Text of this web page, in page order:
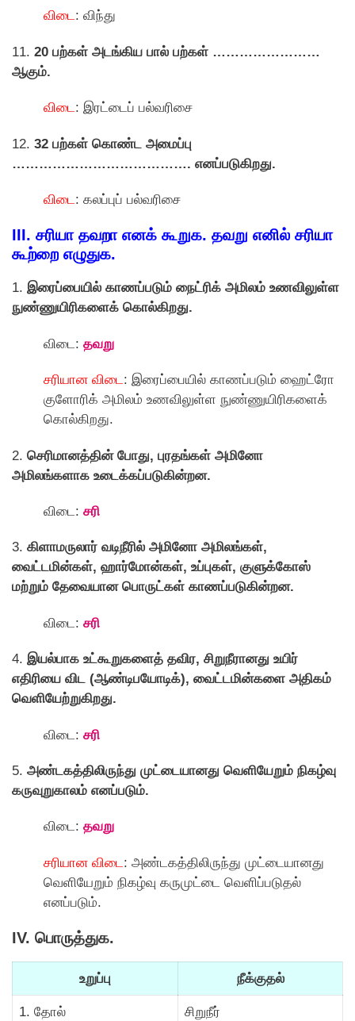
விடை: விந்து
11. 20 பற்கள் அடங்கிய பால் பற்கள் ……………………
ஆகும்.
விடை: இரட்டைப் பல்வரிசை
12. 32 பற்கள் காெண்ட அமைப்பு
…………………………………. எனப்படுகிறது.
விடை: கலப்புப் பல்வரிசை
III. சரியா தவறா எனக் கூறுக. தவறு எனில் சரியா
கூற்றை எழுதுக.
1. இரைப்பையில் காணப்படும் நைட்ரிக் அமிலம் உணவிலுள்ள
நுண்ணுயிரிகளைக் கொல்கிறது.
விடை: தவறு
சரியான விடை: இரைப்பையில் காணப்படும் ஹைட்ரோ
குளோரிக் அமிலம் உணவிலுள்ள நுண்ணுயிரிகளைக்
கொல்கிறது.
2. செரிமானத்தின் போது, புரதங்கள் அமினோ
அமிலங்களாக உடைக்கப்படுகின்றன.
விடை: சரி
3. கிளாமருலார் வடிநீரில் அமினோ அமிலங்கள்,
வைட்டமின்கள், ஹார்மோன்கள், உப்புகள், குளுக்கோஸ்
மற்றும் தேவையான பொருட்கள் காணப்படுகின்றன.
விடை: சரி
4. இயல்பாக உட்கூறுகளைத் தவிர, சிறுநீரானது உயிர்
எதிரியை விட (ஆண்டிபயோடிக்), வைட்டமின்களை அதிகம்
வெளியேற்றுகிறது.
விடை: சரி
5. அண்டகத்திலிருந்து முட்டையானது வெளியேறும் நிகழ்வு
கருவுறுகாலம் எனப்படும்.
விடை: தவறு
சரியான விடை : அண்டகத்திலிருந்து முட்டையானது
வெளியேறும் நிகழ்வு கருமுட்டை வெளிப்படுதல்
எனப்படும்.
IV. பொருத்துக.
உறுப்பு நீக்குதல்
1. தோல் சிறுநீர்